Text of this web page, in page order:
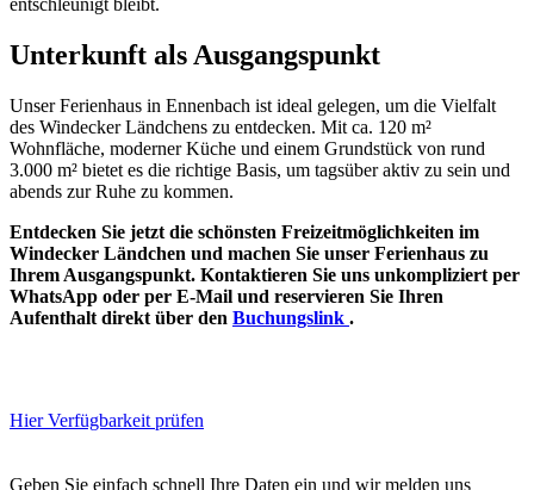
Unterkunft als Ausgangspunkt
Unser Ferienhaus in Ennenbach ist ideal gelegen, um die Vielfalt
des Windecker Ländchens zu entdecken. Mit ca. 120 m²
Wohnfläche, moderner Küche und einem Grundstück von rund
3.000 m² bietet es die richtige Basis, um tagsüber aktiv zu sein und
abends zur Ruhe zu kommen.
Entdecken Sie jetzt die schönsten Freizeitmöglichkeiten im
Windecker Ländchen und machen Sie unser Ferienhaus zu
Ihrem Ausgangspunkt. Kontaktieren Sie uns unkompliziert per
WhatsApp oder per E-Mail und reservieren Sie Ihren
Aufenthalt direkt über den Buchungslink .
Hier Verfügbarkeit prüfen
Geben Sie einfach schnell Ihre Daten ein und wir melden uns